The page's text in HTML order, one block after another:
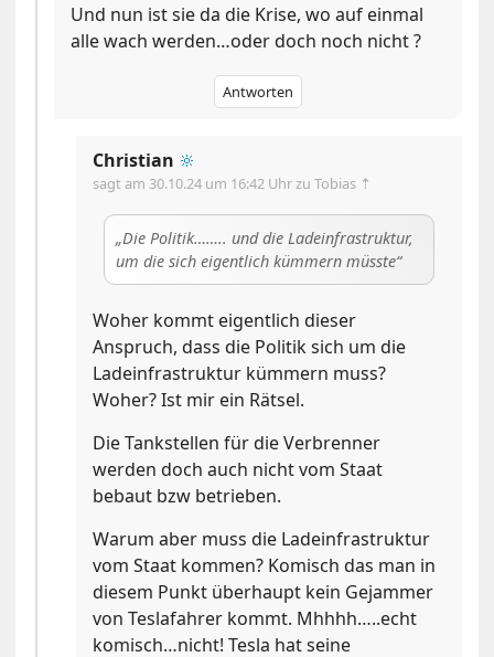
Und nun ist sie da die Krise, wo auf einmal
alle wach werden…oder doch noch nicht ?
Antworten
Christian 🔆
sagt am 30.10.24 um 16:42 Uhrzu Tobias ⇡
Die Politik…….. und die Ladeinfrastruktur,
um die sich eigentlich kümmern müsste
Woher kommt eigentlich dieser
Anspruch, dass die Politik sich um die
Ladeinfrastruktur kümmern muss?
Woher? Ist mir ein Rätsel.
Die Tankstellen für die Verbrenner
werden doch auch nicht vom Staat
bebaut bzw betrieben.
Warum aber muss die Ladeinfrastruktur
vom Staat kommen? Komisch das man in
diesem Punkt überhaupt kein Gejammer
von Teslafahrer kommt. Mhhhh…..echt
komisch…nicht! Tesla hat seine